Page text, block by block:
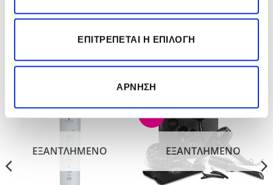
ΕΠΙΤΡΈΠΕΤΑΙ Η ΕΠΙΛΟΓΉ
ΆΡΝΗΣΗ
ΣΧΕΤΙΚΆ ΠΡΟΪΌΝΤΑ
ΕΞΑΝΤΛΗΜΈΝΟ ΕΞΑΝΤΛΗΜΈΝΟ